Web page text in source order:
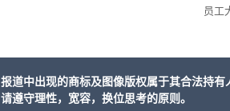
员工
个品
报道中出现的商标及图像版权属于其合法持
请遵守理性，宽容，换位思考的原则。